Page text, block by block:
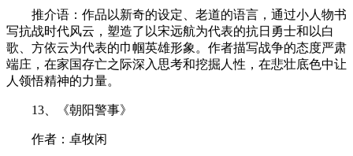
推介语：作品以新奇的设定、老道的语言，通过小人物书
写抗战时代风云，塑造了以宋远航为代表的抗日勇士和以白
歌、方依云为代表的巾帼英雄形象。作者描写战争的态度严肃
端庄，在家国存亡之际深入思考和挖掘人性，在悲壮底色中让
人领悟精神的力量。
13、《朝阳警事》
作者：卓牧闲